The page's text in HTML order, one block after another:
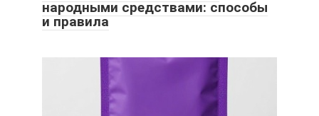
народными средствами: способы
и правила